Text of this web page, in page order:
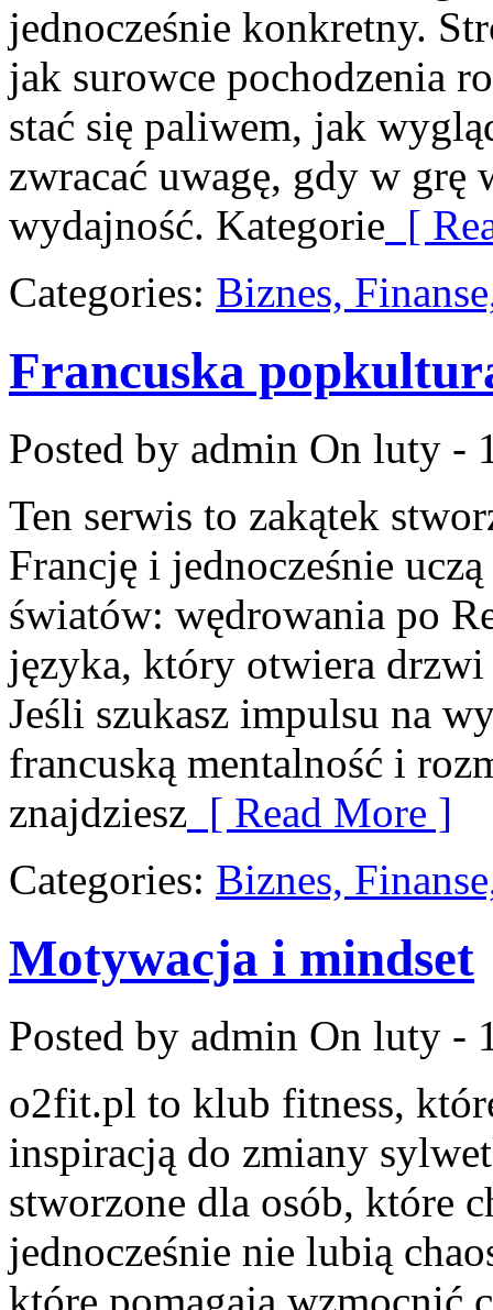
jednocześnie konkretny.
jak surowce pochodzenia
stać się paliwem, jak
zwracać uwagę, gdy w grę
wydajność. Kategorie [
Categories: Biznes,
Francuska
Posted by admin On luty -
Ten serwis to zakątek
Francję i jednocześnie
światów: wędrowania po
języka, który otwiera
Jeśli szukasz impulsu na
francuską mentalność i
znajdziesz [ Read More ]
Categories: Biznes,
Motywacja i mindset
Posted by admin On luty -
o2fit.pl to klub fitness,
inspiracją do zmiany
stworzone dla osób, które
jednocześnie nie lubią